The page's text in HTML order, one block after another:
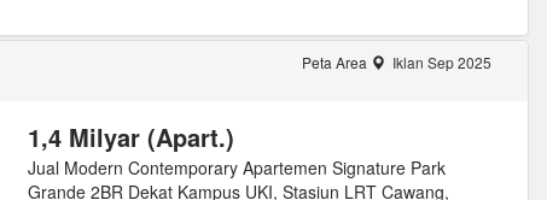
Peta Area Iklan Sep 2025
1,4 Milyar (Apart.)
Jual Modern Contemporary Apartemen Signature Park
Grande 2BR Dekat Kampus UKI, Stasiun LRT Cawang,